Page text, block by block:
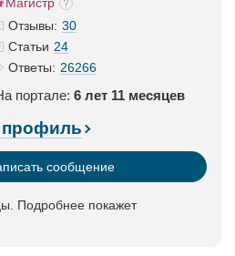
Отзывы: 30
Статьи 24
Ответы: 26266
портале: 6 лет 11 месяцев
сообщение
Подробнее покажет